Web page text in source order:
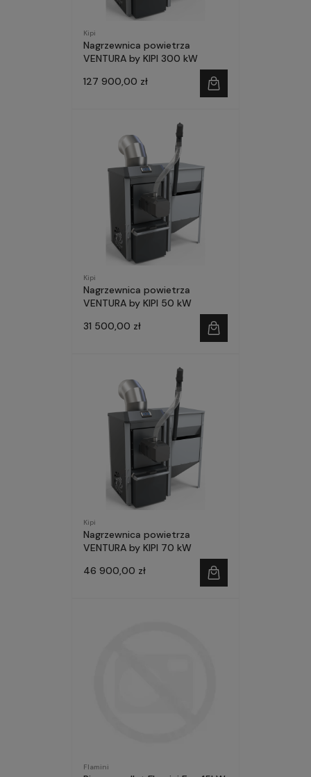
Kipi
Nagrzewnica powietrza
VENTURA by KIPI 300 kW
127 900,00 zł
Kipi
Nagrzewnica powietrza
VENTURA by KIPI 50 kW
31 500,00 zł
Kipi
Nagrzewnica powietrza
VENTURA by KIPI 70 kW
46 900,00 zł
Flamini